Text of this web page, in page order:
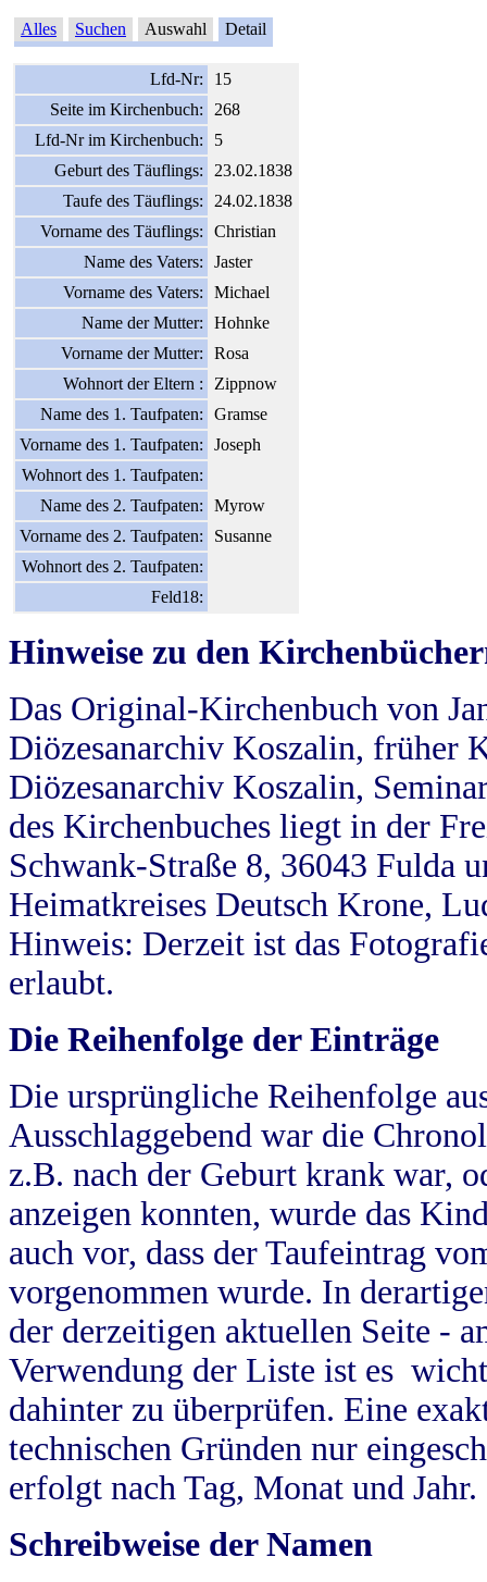
Alles Suchen Auswahl Detail
Lfd-Nr:
15
Seite im Kirchenbuch:
268
Lfd-Nr im Kirchenbuch:
5
Geburt des Täuflings:
23.02.1838
Taufe des Täuflings:
24.02.1838
Vorname des Täuflings:
Christian
Name des Vaters:
Jaster
Vorname des Vaters:
Michael
Name der Mutter:
Hohnke
Vorname der Mutter:
Rosa
Wohnort der Eltern :
Zippnow
Name des 1. Taufpaten:
Gramse
Vorname des 1. Taufpaten:
Joseph
Wohnort des 1. Taufpaten:
Name des 2. Taufpaten:
Myrow
Vorname des 2. Taufpaten:
Susanne
Wohnort des 2. Taufpaten:
Feld18:
Hinweise zu den
Das Original-Kirchenbuch von
Diözesanarchiv Koszalin, früher
Diözesanarchiv Koszalin,
des Kirchenbuches liegt in der
Schwank-Straße 8, 36043 Fulda
Heimatkreises Deutsch Krone,
Hinweis: Derzeit ist das
erlaubt.
Die Reihenfolge der Einträge
Die ursprüngliche Reihenfolge
Ausschlaggebend war die
z.B. nach der Geburt krank war,
anzeigen konnten, wurde das
auch vor, dass der Taufeintrag
vorgenommen wurde. In
der derzeitigen aktuellen Seite -
Verwendung der Liste ist es
dahinter zu überprüfen. Eine
technischen Gründen nur
erfolgt nach Tag, Monat und Jahr.
Schreibweise der Namen